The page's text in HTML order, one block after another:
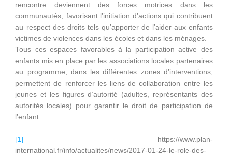
rencontre deviennent des forces motrices dans les
communautés, favorisant l’initiation d’actions qui contribuent
au respect des droits tels qu’apporter de l’aider aux enfants
victimes de violences dans les écoles et dans les ménages.
Tous ces espaces favorables à la participation active des
enfants mis en place par les associations locales partenaires
au programme, dans les différentes zones d’interventions,
permettent de renforcer les liens de collaboration entre les
jeunes et les figures d’autorité (adultes, représentants des
autorités locales) pour garantir le droit de participation de
l’enfant.
[1] https://www.plan-
international.fr/info/actualites/news/2017-01-24-le-role-des-